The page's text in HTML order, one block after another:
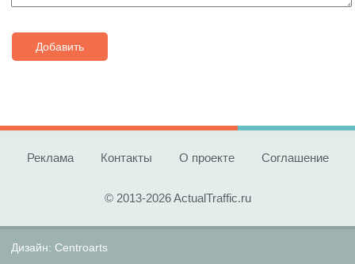
Добавить
Реклама Контакты О проекте Соглашение
© 2013-2026 ActualTraffic.ru
Дизайн: Centroarts